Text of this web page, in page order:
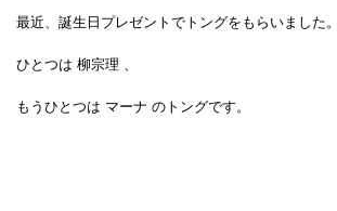
最近、誕生日プレゼントでトングをもらいました。
ひとつは 柳宗理 、
もうひとつは マーナ のトングです。